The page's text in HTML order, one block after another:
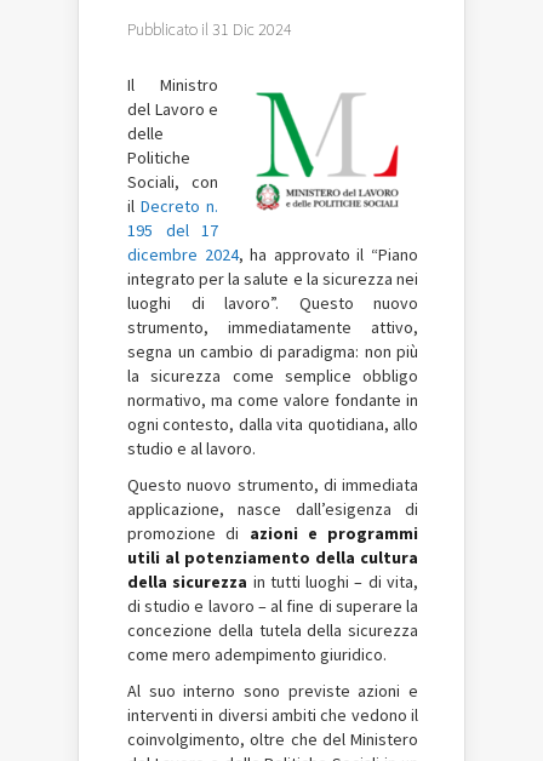
Pubblicato il 31 Dic 2024
Il Ministro
del Lavoro e
delle
Politiche
Sociali, con
il Decreto n.
195 del 17
dicembre 2024, ha approvato il “Piano
integrato per la salute e la sicurezza nei
luoghi di lavoro”. Questo nuovo
strumento, immediatamente attivo,
segna un cambio di paradigma: non più
la sicurezza come semplice obbligo
normativo, ma come valore fondante in
ogni contesto, dalla vita quotidiana, allo
studio e al lavoro.
Questo nuovo strumento, di immediata
applicazione, nasce dall’esigenza di
promozione di azioni e programmi
utili al potenziamento della cultura
della sicurezza in tutti luoghi – di vita,
di studio e lavoro – al fine di superare la
concezione della tutela della sicurezza
come mero adempimento giuridico.
Al suo interno sono previste azioni e
interventi in diversi ambiti che vedono il
coinvolgimento, oltre che del Ministero